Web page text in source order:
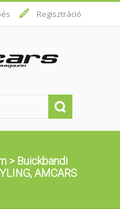
Regisztráció
> Buickbandi
AMCARS